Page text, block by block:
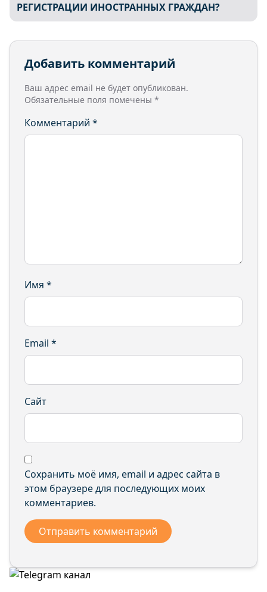
РЕГИСТРАЦИИ ИНОСТРАННЫХ ГРАЖДАН?
Добавить комментарий
Ваш адрес email не будет опубликован.
Обязательные поля помечены *
Комментарий *
Имя *
Email *
Сайт
Сохранить моё имя, email и адрес сайта в
этом браузере для последующих моих
комментариев.